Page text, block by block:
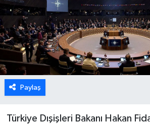
Paylaş
Türkiye Dışişleri Bakanı Hakan
GİRNE
GÜNDEM
GÜNEY KIBRIS
İÇ HABERLER
KÜLTÜR SANAT